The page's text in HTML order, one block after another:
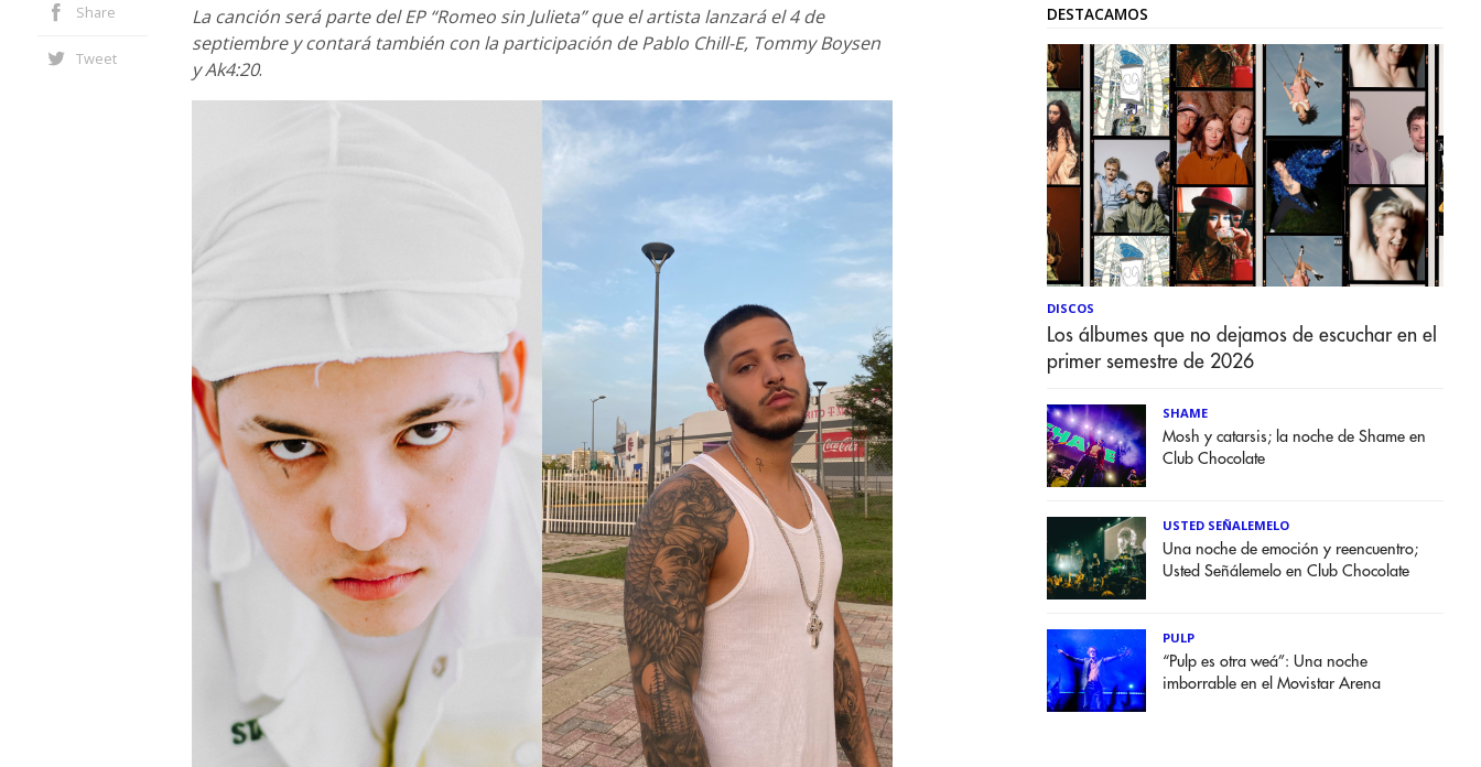
Share
Tweet
La canción será parte del EP “Romeo sin Julieta” que el artista lanzará el 4 de
septiembre y contará también con la participación de Pablo Chill-E, Tommy Boysen
y Ak4:20.
DESTACAMOS
DISCOS
Los álbumes que no dejamos de escuchar en el
primer semestre de 2026
SHAME
Mosh y catarsis; la noche de Shame en
Club Chocolate
USTED SEÑALEMELO
Una noche de emoción y reencuentro;
Usted Señálemelo en Club Chocolate
PULP
“Pulp es otra weá”: Una noche
imborrable en el Movistar Arena